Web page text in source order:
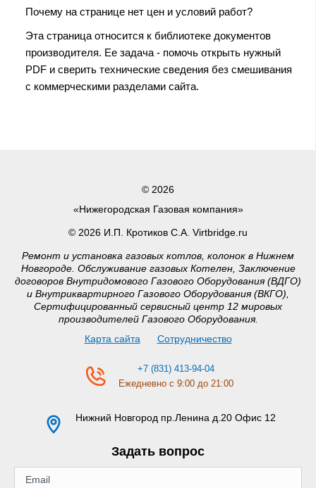
Почему на странице нет цен и условий работ?
Эта страница относится к библиотеке документов
производителя. Ее задача - помочь открыть нужный
PDF и сверить технические сведения без смешивания
с коммерческими разделами сайта.
© 2026
«Нижегородская Газовая компания»
© 2026 И.П. Кротиков С.А. Virtbridge.ru
Ремонт и установка газовых котлов, колонок в Нижнем
Новгороде. Обслуживание газовых Котелен, Заключение
договоров Внутридомового Газового Оборудования (ВДГО)
и Внутриквартирного Газового Оборудования (ВКГО),
Сертифицированный сервисный центр 12 мировых
производителей Газового Оборудования.
Карта сайта
Сотрудничество
+7 (831) 413-94-04
Ежедневно с 9:00 до 21:00
Нижний Новгород пр.Ленина д.20 Офис 12
Задать вопрос